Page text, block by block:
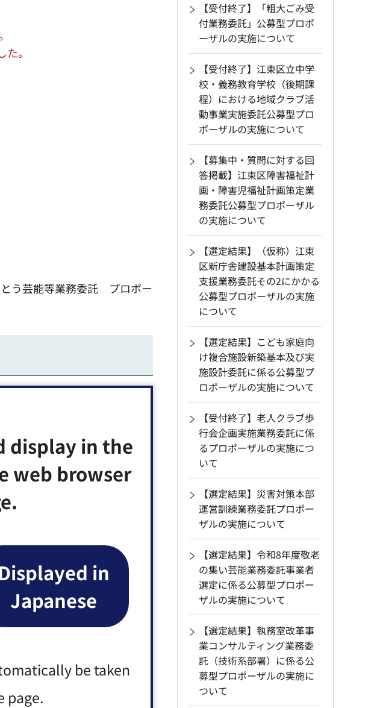
display in the
web browser
in
Japanese
be taken
page.
。
う芸能等業務委託 プロポー
【受付終了】「粗大ごみ受
付業務委託」公募型プロポ
ーザルの実施について
【受付終了】江東区立中学
校・義務教育学校（後期課
程）における地域クラブ活
動事業実施委託公募型プロ
ポーザルの実施について
【募集中・質問に対する回
答掲載】江東区障害福祉計
画・障害児福祉計画策定業
務委託公募型プロポーザル
の実施について
【選定結果】（仮称）江東
区新庁舎建設基本計画策定
支援業務委託その2にかかる
公募型プロポーザルの実施
について
【選定結果】こども家庭向
け複合施設新築基本及び実
施設計委託に係る公募型プ
ロポーザルの実施について
【受付終了】老人クラブ歩
行会企画実施業務委託に係
るプロポーザルの実施につ
いて
【選定結果】災害対策本部
運営訓練業務委託プロポー
ザルの実施について
【選定結果】令和8年度敬老
の集い芸能業務委託事業者
選定に係る公募型プロポー
ザルの実施について
【選定結果】執務室改革事
業コンサルティング業務委
託（技術系部署）に係る公
募型プロポーザルの実施に
ついて